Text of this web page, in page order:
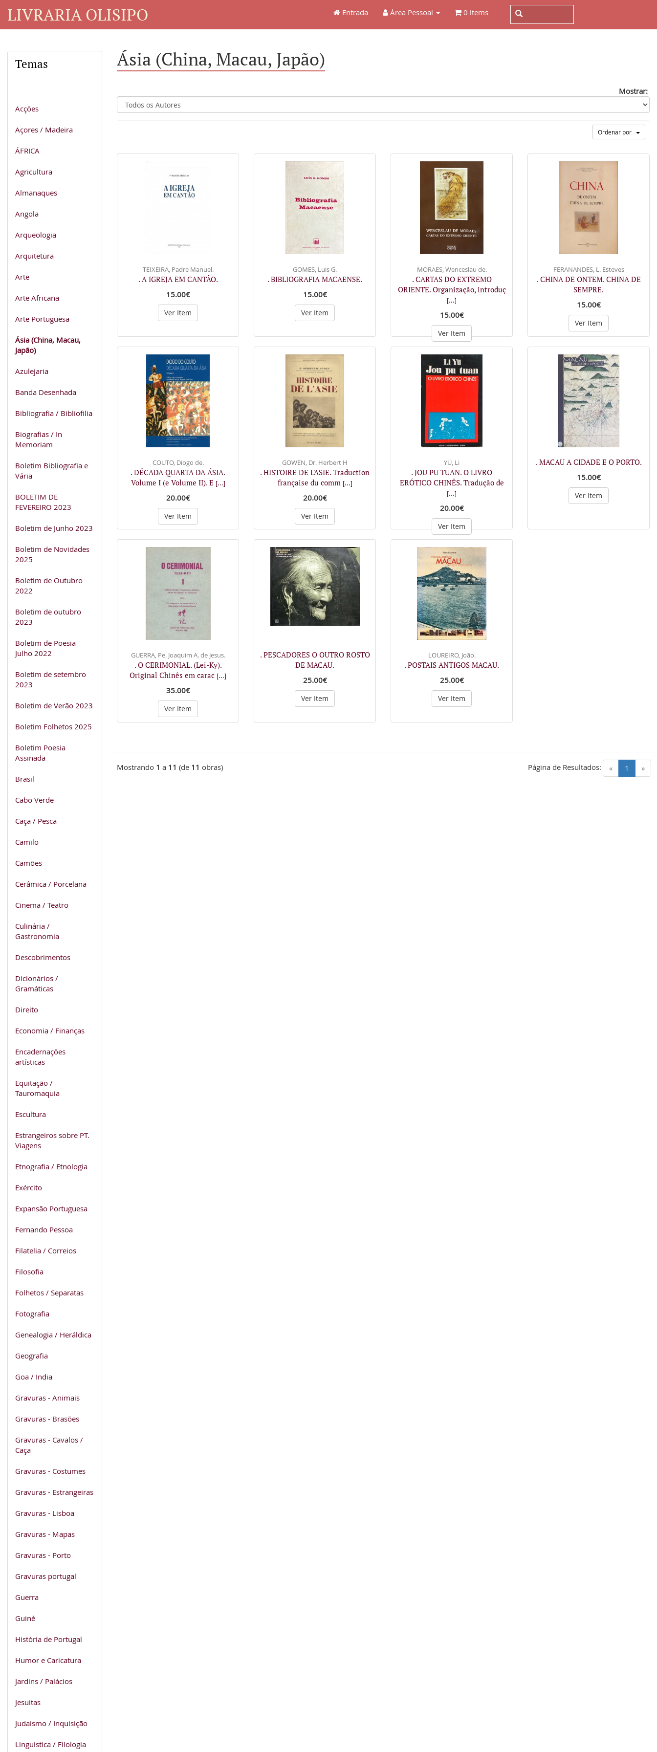
LIVRARIA OLISIPO Entrada Área Pessoal 0 items
Temas
Acções
Açores / Madeira
ÁFRICA
Agricultura
Almanaques
Angola
Arqueologia
Arquitetura
Arte
Arte Africana
Arte Portuguesa
Ásia (China, Macau,
Japão)
Azulejaria
Banda Desenhada
Bibliografia / Bibliofilia
Biografias / In
Memoriam
Boletim Bibliografia e
Vária
BOLETIM DE
FEVEREIRO 2023
Boletim de Junho 2023
Boletim de Novidades
2025
Boletim de Outubro
2022
Boletim de outubro
2023
Boletim de Poesia
Julho 2022
Boletim de setembro
2023
Boletim de Verão 2023
Boletim Folhetos 2025
Boletim Poesia
Assinada
Brasil
Cabo Verde
Caça / Pesca
Camilo
Camões
Cerâmica / Porcelana
Cinema / Teatro
Culinária /
Gastronomia
Descobrimentos
Dicionários /
Gramáticas
Direito
Economia / Finanças
Encadernações
artísticas
Equitação /
Tauromaquia
Escultura
Estrangeiros sobre PT.
Viagens
Etnografia / Etnologia
Exército
Expansão Portuguesa
Fernando Pessoa
Filatelia / Correios
Filosofia
Folhetos / Separatas
Fotografia
Genealogia / Heráldica
Geografia
Goa / India
Gravuras - Animais
Gravuras - Brasões
Gravuras - Cavalos /
Caça
Gravuras - Costumes
Gravuras - Estrangeiras
Gravuras - Lisboa
Gravuras - Mapas
Gravuras - Porto
Gravuras portugal
Guerra
Guiné
História de Portugal
Humor e Caricatura
Jardins / Palácios
Jesuitas
Judaismo / Inquisição
Linguistica / Filologia
Ásia (China, Macau, Japão)
Mostrar:
Ordenar por
TEIXEIRA, Padre Manuel.
. A IGREJA EM CANTÃO.
15.00€
Ver Item
GOMES, Luis G.
. BIBLIOGRAFIA MACAENSE.
15.00€
Ver Item
MORAES, Wenceslau de.
. CARTAS DO EXTREMO
ORIENTE. Organização, introduç
[...]
15.00€
Ver Item
FERANANDES, L. Esteves
. CHINA DE ONTEM. CHINA DE
SEMPRE.
15.00€
Ver Item
COUTO, Diogo de.
. DÉCADA QUARTA DA ÁSIA.
Volume I (e Volume II). E [...]
20.00€
Ver Item
GOWEN, Dr. Herbert H
. HISTOIRE DE L'ASIE. Traduction
française du comm [...]
20.00€
Ver Item
YÜ, Li
. JOU PU TUAN. O LIVRO
ERÓTICO CHINÊS. Tradução de
[...]
20.00€
Ver Item
. MACAU A CIDADE E O PORTO.
15.00€
Ver Item
GUERRA, Pe. Joaquim A. de Jesus.
. O CERIMONIAL. (Lei-Ky).
Original Chinês em carac [...]
35.00€
Ver Item
. PESCADORES O OUTRO ROSTO
DE MACAU.
25.00€
Ver Item
LOUREIRO, João.
. POSTAIS ANTIGOS MACAU.
25.00€
Ver Item
Mostrando 1 a 11 (de 11 obras) « 1 (current)
»
Página de Resultados: